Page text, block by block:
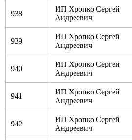
938
ИП Хропко Сергей
Андреевич
939
ИП Хропко Сергей
Андреевич
940
ИП Хропко Сергей
Андреевич
941
ИП Хропко Сергей
Андреевич
942
ИП Хропко Сергей
Андреевич